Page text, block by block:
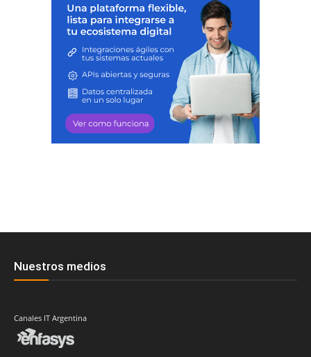
Nuestros medios
Canales IT Argentina